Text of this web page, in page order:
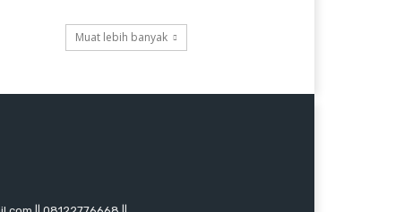
Muat lebih banyak